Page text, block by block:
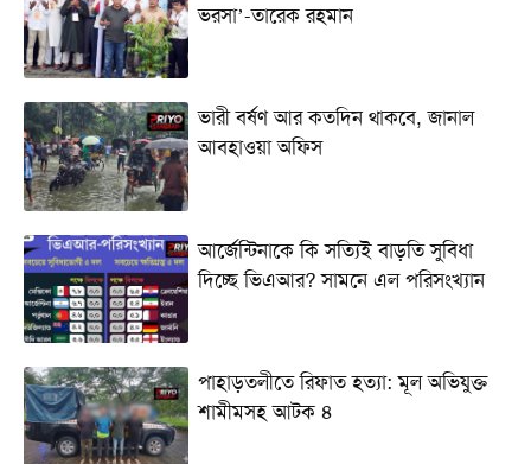
ভরসা’-তারেক রহমান
ভারী বর্ষণ আর কতদিন থাকবে, জানাল
আবহাওয়া অফিস
আর্জেন্টিনাকে কি সত্যিই বাড়তি সুবিধা
দিচ্ছে ভিএআর? সামনে এল পরিসংখ্যান
পাহাড়তলীতে রিফাত হত্যা: মূল অভিযুক্ত
শামীমসহ আটক ৪